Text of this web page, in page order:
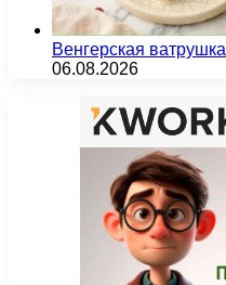
Венгерская ватрушка
06.08.2026